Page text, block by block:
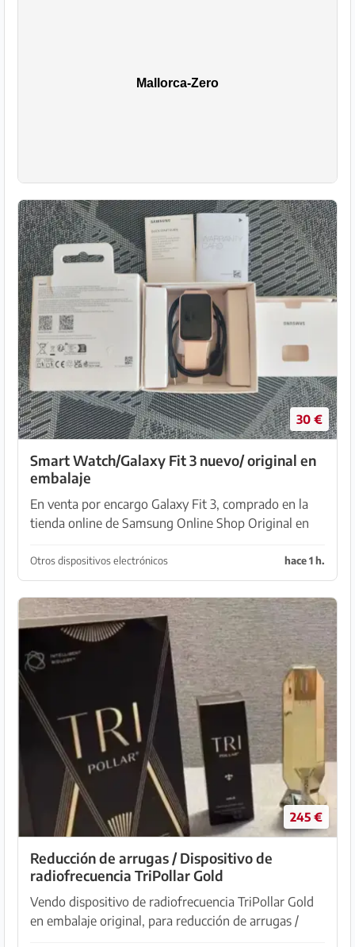
30 €
Smart Watch/Galaxy Fit 3 nuevo/ original en
embalaje
En venta por encargo Galaxy Fit 3, comprado en la
tienda online de Samsung Online Shop Original en
fecha de compra
Otros dispositivos electrónicos hace 1 h.
245 €
Reducción de arrugas / Dispositivo de
radiofrecuencia TriPollar Gold
Vendo dispositivo de radiofrecuencia TriPollar Gold
en embalaje original, para reducción de arrugas /